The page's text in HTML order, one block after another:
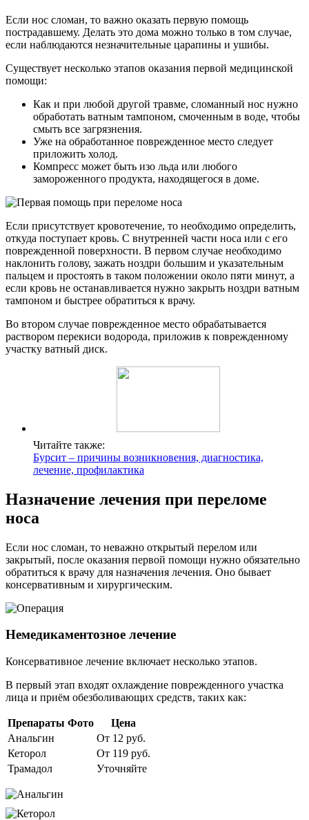
Если нос сломан, то важно оказать первую помощь
пострадавшему. Делать это дома можно только в том случае,
если наблюдаются незначительные царапины и ушибы.
Существует несколько этапов оказания первой медицинской
помощи:
Как и при любой другой травме, сломанный нос нужно
обработать ватным тампоном, смоченным в воде, чтобы
смыть все загрязнения.
Уже на обработанное поврежденное место следует
приложить холод.
Компресс может быть изо льда или любого
замороженного продукта, находящегося в доме.
Если присутствует кровотечение, то необходимо определить,
откуда поступает кровь. С внутренней части носа или с его
поврежденной поверхности. В первом случае необходимо
наклонить голову, зажать ноздри большим и указательным
пальцем и простоять в таком положении около пяти минут, а
если кровь не останавливается нужно закрыть ноздри ватным
тампоном и быстрее обратиться к врачу.
Во втором случае поврежденное место обрабатывается
раствором перекиси водорода, приложив к поврежденному
участку ватный диск.
Читайте также:
Бурсит – причины возникновения, диагностика,
лечение, профилактика
Назначение лечения при переломе
носа
Если нос сломан, то неважно открытый перелом или
закрытый, после оказания первой помощи нужно обязательно
обратиться к врачу для назначения лечения. Оно бывает
консервативным и хирургическим.
Немедикаментозное лечение
Консервативное лечение включает несколько этапов.
В первый этап входят охлаждение поврежденного участка
лица и приём обезболивающих средств, таких как:
Препараты Фото
Цена
Анальгин
От 12 руб.
Кеторол
От 119 руб.
Трамадол
Уточняйте